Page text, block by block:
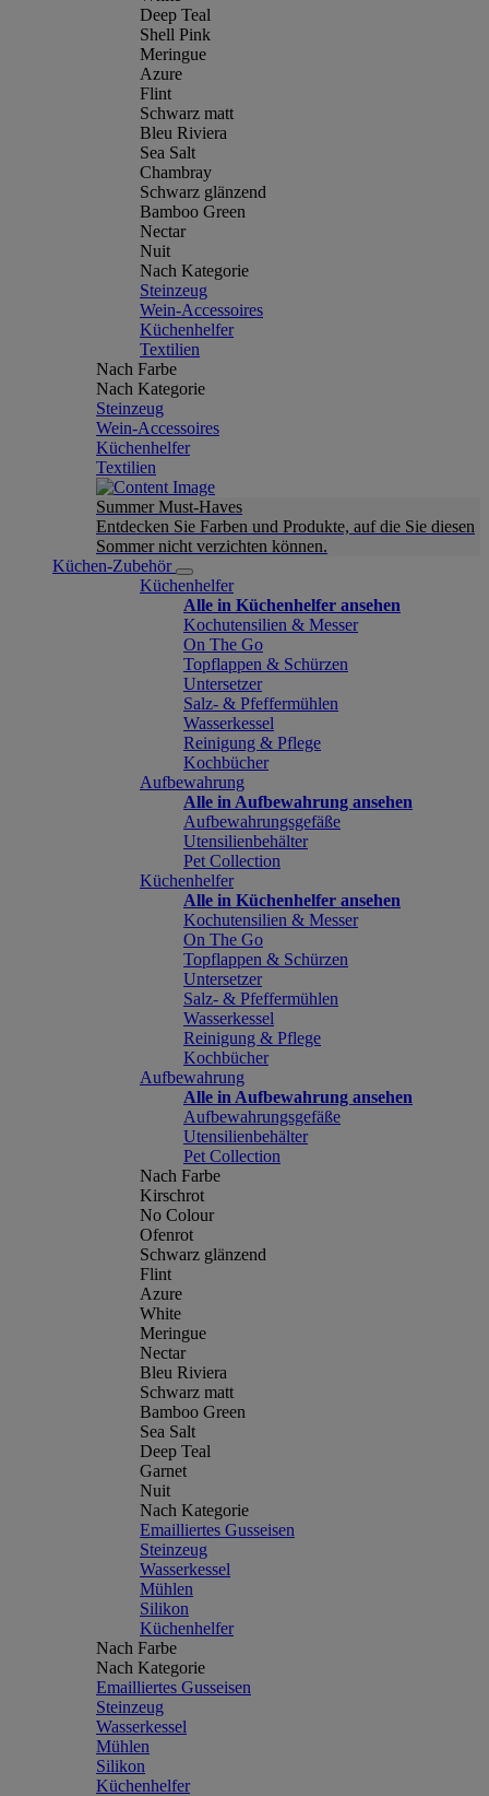
Deep Teal
Shell Pink
Meringue
Azure
Flint
Schwarz matt
Bleu Riviera
Sea Salt
Chambray
Schwarz glänzend
Bamboo Green
Nectar
Nuit
Nach Kategorie
Steinzeug
Wein-Accessoires
Küchenhelfer
Textilien
Nach Farbe
Nach Kategorie
Steinzeug
Wein-Accessoires
Küchenhelfer
Textilien
Summer Must-Haves
Entdecken Sie Farben und Produkte, auf die Sie diesen
Sommer nicht verzichten können.
Küchen-Zubehör
Küchenhelfer
Alle in Küchenhelfer ansehen
Kochutensilien & Messer
On The Go
Topflappen & Schürzen
Untersetzer
Salz- & Pfeffermühlen
Wasserkessel
Reinigung & Pflege
Kochbücher
Aufbewahrung
Alle in Aufbewahrung ansehen
Aufbewahrungsgefäße
Utensilienbehälter
Pet Collection
Küchenhelfer
Alle in Küchenhelfer ansehen
Kochutensilien & Messer
On The Go
Topflappen & Schürzen
Untersetzer
Salz- & Pfeffermühlen
Wasserkessel
Reinigung & Pflege
Kochbücher
Aufbewahrung
Alle in Aufbewahrung ansehen
Aufbewahrungsgefäße
Utensilienbehälter
Pet Collection
Nach Farbe
Kirschrot
No Colour
Ofenrot
Schwarz glänzend
Flint
Azure
White
Meringue
Nectar
Bleu Riviera
Schwarz matt
Bamboo Green
Sea Salt
Deep Teal
Garnet
Nuit
Nach Kategorie
Emailliertes Gusseisen
Steinzeug
Wasserkessel
Mühlen
Silikon
Küchenhelfer
Nach Farbe
Nach Kategorie
Emailliertes Gusseisen
Steinzeug
Wasserkessel
Mühlen
Silikon
Küchenhelfer